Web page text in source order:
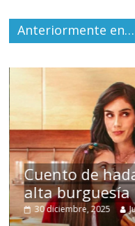
Anteriormente en…
Cuento de
alta burguesía
30 diciembre, 2025